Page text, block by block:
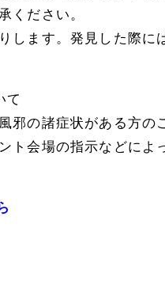
ください。
します。発見した際に
て
邪の諸症状がある方の
ト会場の指示などによ